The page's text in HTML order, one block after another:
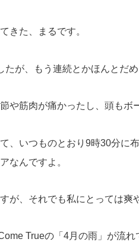
きた、まるです。
が、もう連続とかほんとだ
や筋肉が痛かったし、頭もボ
、いつものとおり9時30分に
なんですよ。
が、それでも私にとっては爽
Trueの「4月の雨」が流